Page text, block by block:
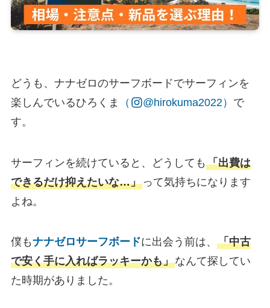
どうも、ナナゼロのサーフボードでサーフィンを
楽しんでいるひろくま
（ @hirokuma2022） で
す。
サーフィンを続けていると、どうしても 「出費は
できるだけ抑えたいな…」って気持ちになります
よね。
僕もナナゼロサーフボードに出会う前は、 「中古
で安く手に入ればラッキーかも」なんて探してい
た時期がありました。